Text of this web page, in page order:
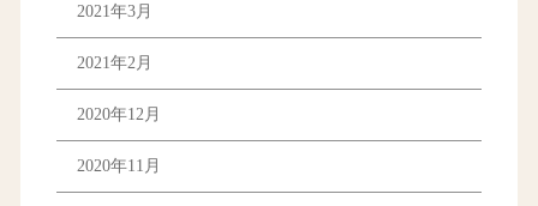
2021年3月
2021年2月
2020年12月
2020年11月